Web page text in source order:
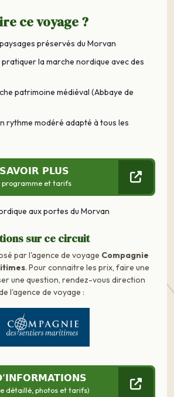
ce voyage ?
préservés du Morvan
la marche nordique avec des
patrimoine médiéval (Abbaye de
rythme modéré adapté à tous les
PLUS
programme et tarifs
sur ce circuit
par l'agence de voyage Compagnie
. Pour connaitre les prix, faire une
une question, rendez-vous direction
l'agence de voyage :
détaillé, photos et tarifs)